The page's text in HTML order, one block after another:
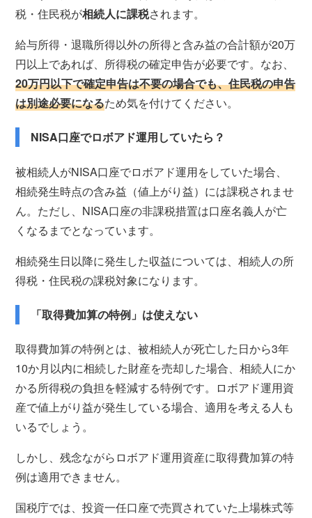
税・住民税が相続人に課税されます。
給与所得・退職所得以外の所得と含み益の合計額が20万
円以上であれば、所得税の確定申告が必要です。なお、
20万円以下で確定申告は不要の場合でも、住民税の申告
は別途必要になるため気を付けてください。
NISA口座でロボアド運用していたら？
被相続人がNISA口座でロボアド運用をしていた場合、
相続発生時点の含み益（値上がり益）には課税されませ
ん。ただし、NISA口座の非課税措置は口座名義人が亡
くなるまでとなっています。
相続発生日以降に発生した収益については、相続人の所
得税・住民税の課税対象になります。
「取得費加算の特例」は使えない
取得費加算の特例とは、被相続人が死亡した日から3年
10か月以内に相続した財産を売却した場合、相続人にか
かる所得税の負担を軽減する特例です。ロボアド運用資
産で値上がり益が発生している場合、適用を考える人も
いるでしょう。
しかし、残念ながらロボアド運用資産に取得費加算の特
例は適用できません。
国税庁では、投資一任口座で売買されていた上場株式等